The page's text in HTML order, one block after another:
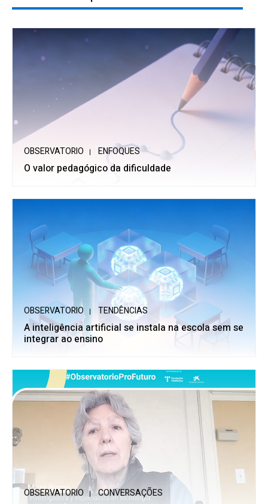
OBSERVATORIO ENFOQUES
O valor pedagógico da dificuldade
OBSERVATORIO TENDÊNCIAS
A inteligência artificial se instala na escola sem se
integrar ao ensino
OBSERVATORIO CONVERSAÇÕES